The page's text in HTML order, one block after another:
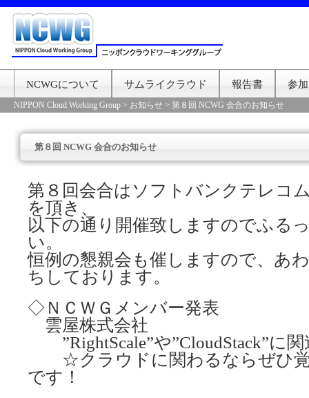
NCWGについて サムライクラウド 報告書 参
NIPPON Cloud Working Group > お知らせ > 第８回 NCWG 会合のお知らせ
第８回 NCWG 会合のお知らせ
第８回会合はソフトバンクテレコ
を頂き、
以下の通り開催致しますのでふる
い。
恒例の懇親会も催しますので、あ
ちしております。
◇ＮＣＷＧメンバー発表
雲屋株式会社
”RightScale”や”CloudStack”に
☆クラウドに関わるならぜひ覚
です！